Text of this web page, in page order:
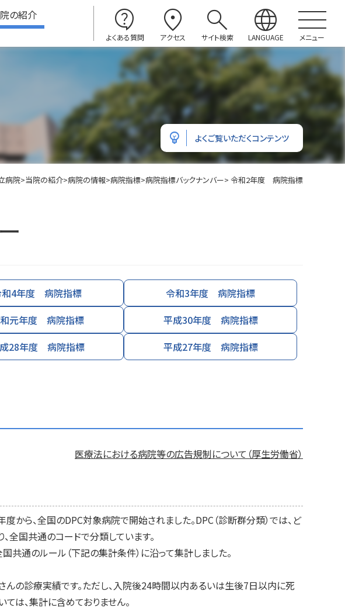
の紹介
病院の情報
フロアマップ
expand_circle_right認定・医療機関指定
expand_circle_rightみなさんの声
contact_support
よくある質問
location_on
アクセス
search
サイト検索
language
LANGUAGE メニュー
病院>当院の紹介>病院の情報>病院指標>病院指標バックナンバー> 令和2年度 病院指標
和4年度 病院指標
令和3年度 病院指標
元年度 病院指標
平成30年度 病院指標
28年度 病院指標 平成27年度 病院指標
医療法における病院等の広告規制について（厚生労働省）
から、全国のDPC対象病院で開始されました。DPC（診断群分類）では、ど
全国共通のコードで分類しています。
共通のルール（下記の集計条件）に沿って集計しました。
の診療実績です。ただし、入院後24時間以内あるいは生後7日以内に死
は、集計に含めておりません。
emoji_objects よくご覧いただくコンテンツ